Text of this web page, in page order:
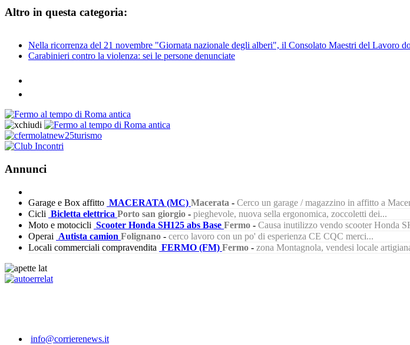
Altro in questa categoria:
Nella ricorrenza del 21 novembre "Giornata nazionale degli alberi", il Consolato Maestri del Lavoro
Carabinieri contro la violenza: sei le persone denunciate
Annunci
Garage e Box affitto MACERATA (MC) Macerata - Cerco un garage / magazzino in affitto a
Cicli Bicletta elettrica Porto san giorgio - pieghevole, nuova sella ergonomica, zoccoletti dei...
Moto e motocicli Scooter Honda SH125 abs Base Fermo - Causa inutilizzo vendo scooter Honda
Operai Autista camion Folignano - cerco lavoro con un po' di esperienza CE CQC merci...
Locali commerciali compravendita FERMO (FM) Fermo - zona Montagnola, vendesi locale
info@corrierenews.it